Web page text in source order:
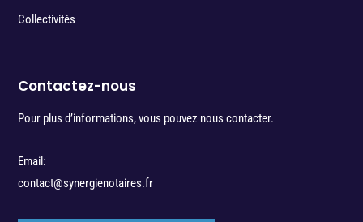
Collectivités
Contactez-nous
Pour plus d’informations, vous pouvez nous contacter.
Email:
contact@synergienotaires.fr